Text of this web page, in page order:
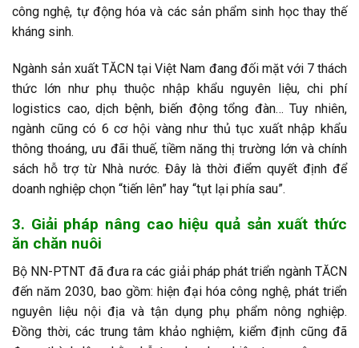
công nghệ, tự động hóa và các sản phẩm sinh học thay thế
kháng sinh.
Ngành sản xuất TĂCN tại Việt Nam đang đối mặt với 7 thách
thức lớn như phụ thuộc nhập khẩu nguyên liệu, chi phí
logistics cao, dịch bệnh, biến động tổng đàn… Tuy nhiên,
ngành cũng có 6 cơ hội vàng như thủ tục xuất nhập khẩu
thông thoáng, ưu đãi thuế, tiềm năng thị trường lớn và chính
sách hỗ trợ từ Nhà nước. Đây là thời điểm quyết định để
doanh nghiệp chọn “tiến lên” hay “tụt lại phía sau”.
3. Giải pháp nâng cao hiệu quả sản xuất thức
ăn chăn nuôi
Bộ NN-PTNT đã đưa ra các giải pháp phát triển ngành TĂCN
đến năm 2030, bao gồm: hiện đại hóa công nghệ, phát triển
nguyên liệu nội địa và tận dụng phụ phẩm nông nghiệp.
Đồng thời, các trung tâm khảo nghiệm, kiểm định cũng đã